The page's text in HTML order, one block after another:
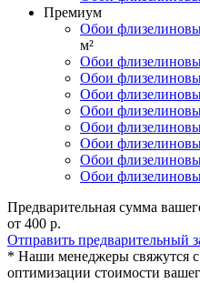
Премиум
Обои
м²
Обои
Обои
Обои
Обои
Обои
Обои
Обои
Обои
Предварительная сумма
от 400 р.
Отправить предварительный
* Наши менеджеры свяжутся
оптимизации стоимости